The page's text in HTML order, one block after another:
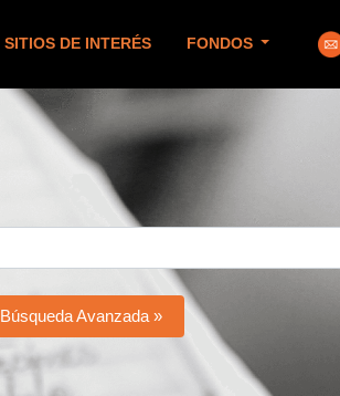
SITIOS DE INTERÉS FONDOS
Búsqueda Avanzada »